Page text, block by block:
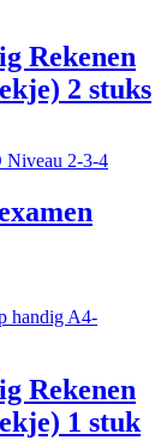
Rekenen
2 stuks
Rekenen
1 stuk